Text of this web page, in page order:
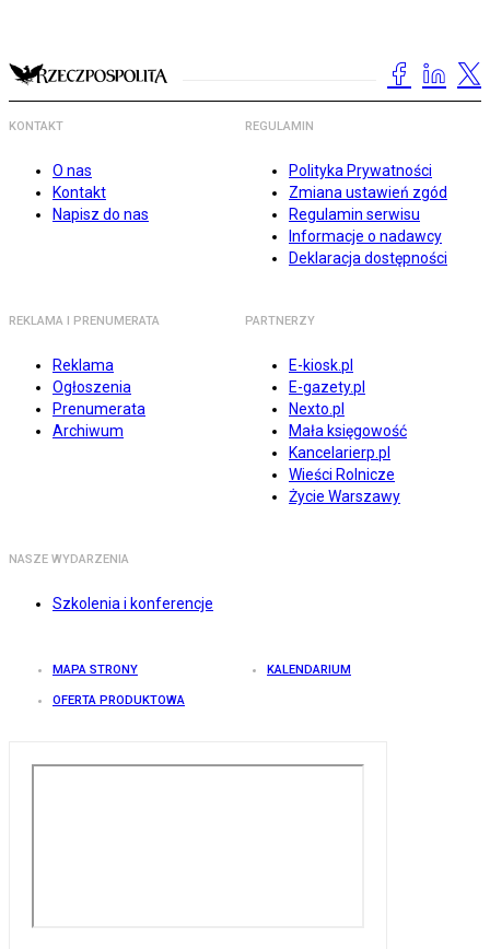
KONTAKT
O nas
Kontakt
Napisz do nas
REGULAMIN
Polityka Prywatności
Zmiana ustawień zgód
Regulamin serwisu
Informacje o nadawcy
Deklaracja dostępności
REKLAMA I PRENUMERATA
Reklama
Ogłoszenia
Prenumerata
Archiwum
PARTNERZY
E-kiosk.pl
E-gazety.pl
Nexto.pl
Mała księgowość
Kancelarierp.pl
Wieści Rolnicze
Życie Warszawy
NASZE WYDARZENIA
Szkolenia i konferencje
MAPA STRONY KALENDARIUM
OFERTA PRODUKTOWA